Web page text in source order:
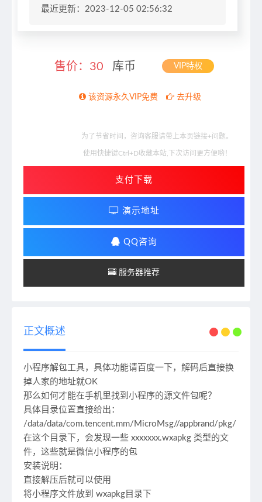
最近更新：2023-12-05 02:56:32
售价： 30 库币 VIP特权
该资源永久VIP免费 去升级
为了节省时间，咨询客服请带上本页链接+问题。
使用快捷键Ctrl+D收藏本站,下次访问更方便哟！
支付下载
演示地址
QQ咨询
服务器推荐
正文概述
小程序解包工具，具体功能请百度一下，解码后直接换
掉人家的地址就OK
那么如何才能在手机里找到小程序的源文件包呢？
具体目录位置直接给出：
/data/data/com.tencent.mm/MicroMsg//appbrand/pkg/
在这个目录下，会发现一些 xxxxxxx.wxapkg 类型的文
件，这些就是微信小程序的包
安装说明：
直接解压后就可以使用
将小程序文件放到 wxapkg目录下